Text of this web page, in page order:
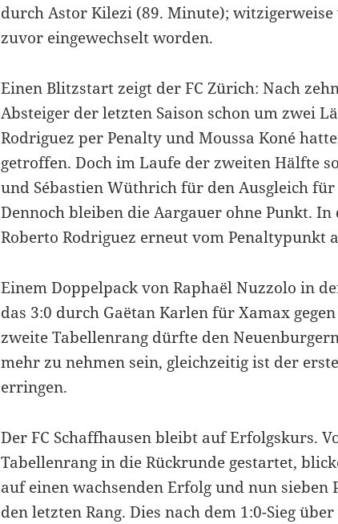
durch Astor Kilezi (89. Minute);
zuvor eingewechselt worden.
Einen Blitzstart zeigt der FC Zürich: Nach
Absteiger der letzten Saison schon um zwei
Rodriguez per Penalty und Moussa Koné
getroffen. Doch im Laufe der zweiten Hälfte
und Sébastien Wüthrich für den Ausgleich für
Dennoch bleiben die Aargauer ohne Punkt.
Roberto Rodriguez erneut vom Penaltypunkt
Einem Doppelpack von Raphaël Nuzzolo in
das 3:0 durch Gaëtan Karlen für Xamax gegen
zweite Tabellenrang dürfte den
mehr zu nehmen sein, gleichzeitig ist der
erringen.
Der FC Schaffhausen bleibt auf Erfolgskurs.
Tabellenrang in die Rückrunde gestartet,
auf einen wachsenden Erfolg und nun sieben
den letzten Rang. Dies nach dem 1:0-Sieg